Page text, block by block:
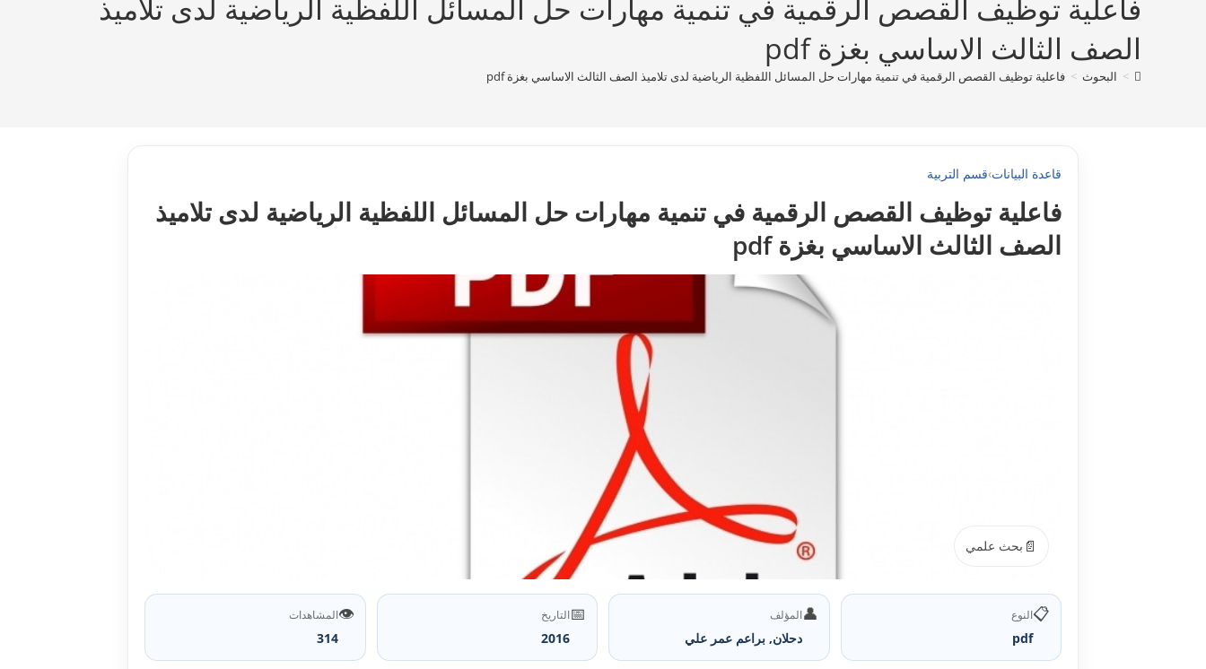
فاعلية توظيف القصص الرقمية في تنمية مهارات حل المسائل اللفظية الرياضية لدى تلاميذ
الصف الثالث الاساسي بغزة pdf
> البحوث > فاعلية توظيف القصص الرقمية في تنمية مهارات حل المسائل اللفظية الرياضية لدى تلاميذ الصف الثالث الاساسي بغزة pdf
قاعدة البيانات›قسم التربية
فاعلية توظيف القصص الرقمية في تنمية مهارات حل المسائل اللفظية الرياضية لدى تلاميذ
الصف الثالث الاساسي بغزة pdf
📄 بحث علمي
📋النوع
pdf
👤المؤلف
دحلان, براعم عمر علي
📅التاريخ
2016
👁️المشاهدات
314